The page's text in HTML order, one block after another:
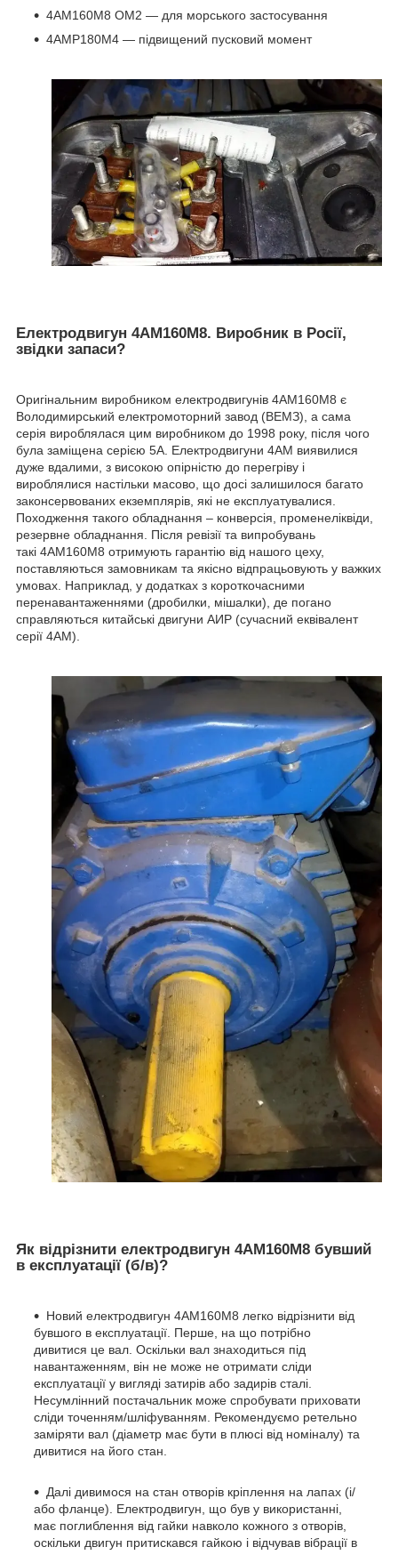
4АМ160М8 ОМ2 ― для морського застосування
4АМР180М4 ― підвищений пусковий момент
Електродвигун 4АМ160М8. Виробник в Росії,
звідки запаси?
Оригінальним виробником електродвигунів 4АМ160М8 є
Володимирський електромоторний завод (ВЕМЗ), а сама
серія вироблялася цим виробником до 1998 року, після чого
була заміщена серією 5А. Електродвигуни 4АМ виявилися
дуже вдалими, з високою опірністю до перегріву і
вироблялися настільки масово, що досі залишилося багато
законсервованих екземплярів, які не експлуатувалися.
Походження такого обладнання – конверсія, променеліквіди,
резервне обладнання. Після ревізії та випробувань
такі 4АМ160М8 отримують гарантію від нашого цеху,
поставляються замовникам та якісно відпрацьовують у важких
умовах. Наприклад, у додатках з короткочасними
перенавантаженнями (дробилки, мішалки), де погано
справляються китайські двигуни АИР (сучасний еквівалент
серії 4АМ).
Як відрізнити електродвигун 4АМ160М8 бувший
в експлуатації (б/в)?
Новий електродвигун 4АМ160М8 легко відрізнити від
бувшого в експлуатації. Перше, на що потрібно
дивитися це вал. Оскільки вал знаходиться під
навантаженням, він не може не отримати сліди
експлуатації у вигляді затирів або задирів сталі.
Несумлінний постачальник може спробувати приховати
сліди точенням/шліфуванням. Рекомендуємо ретельно
заміряти вал (діаметр має бути в плюсі від номіналу) та
дивитися на його стан.
Далі дивимося на стан отворів кріплення на лапах (і/
або фланце). Електродвигун, що був у використанні,
має поглиблення від гайки навколо кожного з отворів,
оскільки двигун притискався гайкою і відчував вібрації в